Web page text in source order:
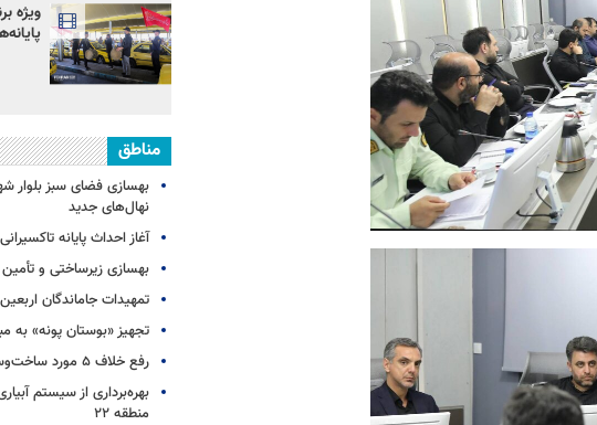
ویژه
مناطق
بهسازی فضای سبز بلوار
نهال‌های جدید
آغاز احداث پایانه
بهسازی زیرساختی و
تمهیدات جاماندگان اربعین در
تجهیز «بوستان پونه» به
رفع خلاف ۵ مورد ساخت‌وساز غیرمجاز در حریم ناحیه ۴ منطقه ۱۹
منطقه ۲۲